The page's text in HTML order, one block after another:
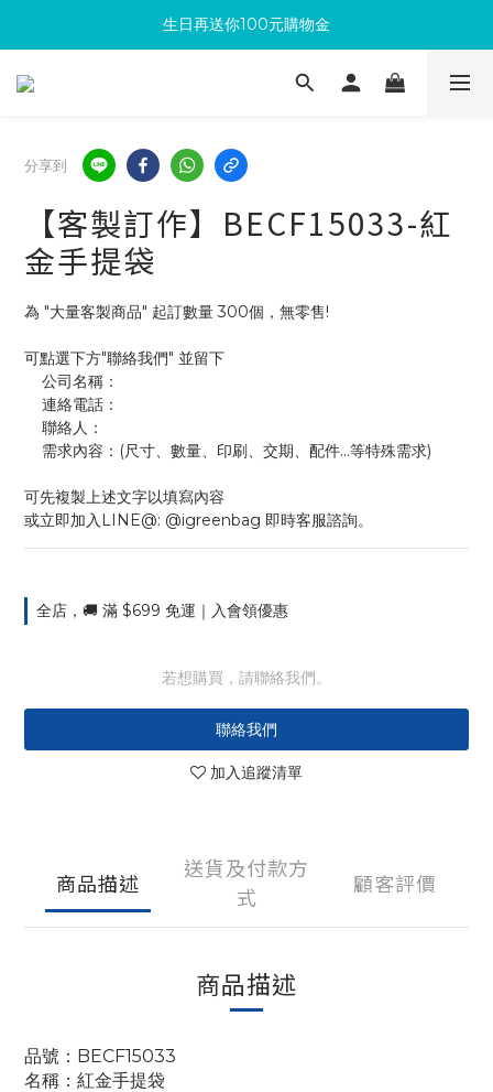
滿300回饋10%購物金
生日再送你100元購物金
加入成為新會員 馬上領取50元購物金
分享到
【客製訂作】BECF15033-紅
金手提袋
為 "大量客製商品" 起訂數量 300個，無零售!
可點選下方"聯絡我們" 並留下
    公司名稱：
    連絡電話：
    聯絡人：
    需求內容：(尺寸、數量、印刷、交期、配件...等特殊需求)
可先複製上述文字以填寫內容
或立即加入LINE@: @igreenbag 即時客服諮詢。
全店，🚚 滿 $699 免運｜入會領優惠
若想購買，請聯絡我們。
聯絡我們
加入追蹤清單
商品描述
送貨及付款方
式
顧客評價
商品描述
品號：BECF15033
名稱：紅金手提袋